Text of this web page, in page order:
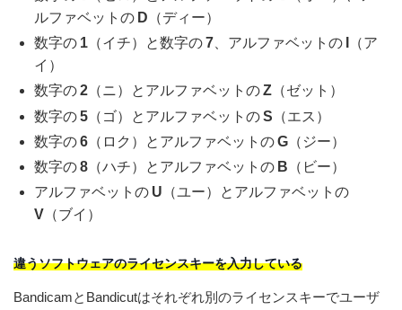
ルファベットの D （ディー）
数字の 1 （イチ）と数字の7 、アルファベットの
（ア
イ）
数字の2 （ニ）とアルファベットのZ （ゼット）
数字の5 （ゴ）とアルファベットのS （エス）
数字の6 （ロク）とアルファベットのG （ジー）
数字の8 （ハチ）とアルファベットの B （ビー）
アルファベットの U （ユー）とアルファベットの
V （ブイ）
違うソフトウェアのライセンスキーを入力している
BandicamとBandicutはそれぞれ別のライセンスキーでユーザ